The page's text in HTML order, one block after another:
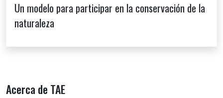
Un modelo para participar en la conservación de la
naturaleza
Acerca de TAE